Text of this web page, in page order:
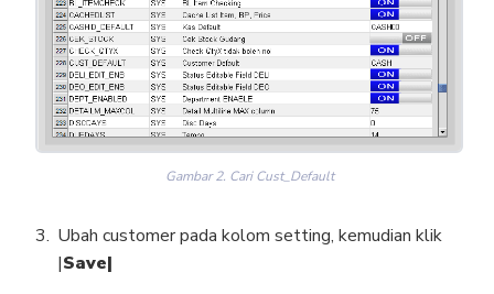
Gambar 2. Cari Cust_Default
Ubah customer pada kolom setting, kemudian klik
|Save|